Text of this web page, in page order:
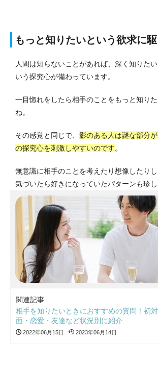
もっと知りたいという欲求に
人間は知らないことがあれば、深く知りた
いう探究心が備わっています。
一目惚れをしたら相手のことをもっと知り
ね。
その感覚と同じで、 影のある人は謎な部分
の探究心を刺激しやすいのです。
無意識に相手のことを考えたり想像したりし
気づいたら好きになっていたパターンも珍し
関連記事
相手を知りたいときにおすすめの質問！初対
面・恋愛・友達など状況別に紹介
2022年06月15日 2023年06月14日